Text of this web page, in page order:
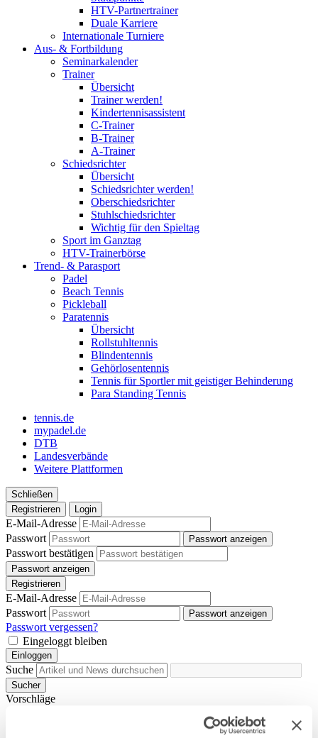
HTV-Partnertrainer
Duale Karriere
Internationale Turniere
Aus- & Fortbildung
Seminarkalender
Trainer
Übersicht
Trainer werden!
Kindertennisassistent
C-Trainer
B-Trainer
A-Trainer
Schiedsrichter
Übersicht
Schiedsrichter werden!
Oberschiedsrichter
Stuhlschiedsrichter
Wichtig für den Spieltag
Sport im Ganztag
HTV-Trainerbörse
Trend- & Parasport
Padel
Beach Tennis
Pickleball
Paratennis
Übersicht
Rollstuhltennis
Blindentennis
Gehörlosentennis
Tennis für Sportler mit geistiger Behinderung
Para Standing Tennis
tennis.de
mypadel.de
DTB
Landesverbände
Weitere Plattformen
Schließen
Registrieren
Login
E-Mail-Adresse
Passwort
Passwort anzeigen
Passwort bestätigen
Passwort anzeigen
Registrieren
E-Mail-Adresse
Passwort
Passwort anzeigen
Passwort vergessen?
Eingeloggt bleiben
Einloggen
Suche
Sucher
Vorschläge